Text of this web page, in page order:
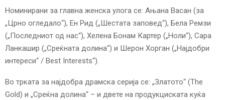
Номинирани за главна женска улога се: Ањана Васан (за
„Црно огледало“), Ен Рид („Шестата заповед“), Бела Ремзи
(„Последниот од нас“), Хелена Бонам Картер („Ноли“), Сара
Ланкашир („Среќната долина“) и Шерон Хорган („Најдобри
интереси“ / Best Interests“).
Во трката за најдобра драмска серија се: „Златото“ (The
Gold) и „Среќна долина“ – и двете на продукциската куќа